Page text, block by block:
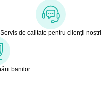
Servis de calitate pentru clienţii noştri
banilor